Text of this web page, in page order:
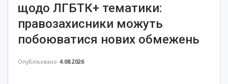
щодо ЛГБТК+ тематики:
правозахисники можуть
побоюватися нових обмежень
Опубліковано 4.08.2026